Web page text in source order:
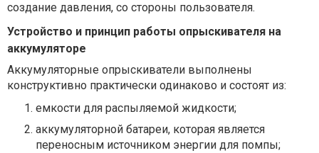
создание давления, со стороны пользователя.
Устройство и принцип работы опрыскивателя на
аккумуляторе
Аккумуляторные опрыскиватели выполнены
конструктивно практически одинаково и состоят из:
емкости для распыляемой жидкости;
аккумуляторной батареи, которая является
переносным источником энергии для помпы;